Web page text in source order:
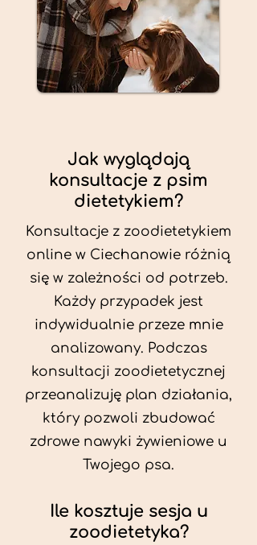
Jak wyglądają
konsultacje z psim
dietetykiem?
Konsultacje z zoodietetykiem
online w Ciechanowie różnią
się w zależności od potrzeb.
Każdy przypadek jest
indywidualnie przeze mnie
analizowany. Podczas
konsultacji zoodietetycznej
przeanalizuję plan działania,
który pozwoli zbudować
zdrowe nawyki żywieniowe u
Twojego psa.
Ile kosztuje sesja u
zoodietetyka?